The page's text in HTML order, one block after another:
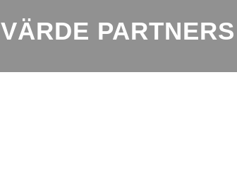
VÄRDE PARTNERS